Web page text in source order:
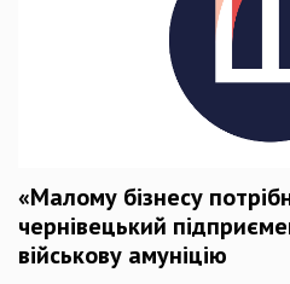
«Малому бізнесу
чернівецький
військову амуніцію